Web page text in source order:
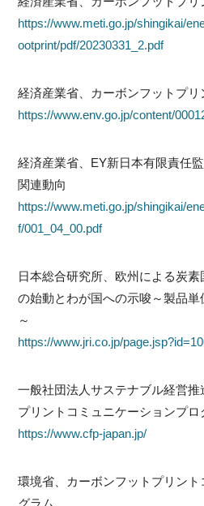
https://www.meti.go.jp/shingikai/
ootprint/pdf/20230331_2.pdf
経済産業省、カーボンフットプリ
https://www.env.go.jp/content/
経済産業省、EY新日本有限責任
関連動向
https://www.meti.go.jp/shingikai/
f/001_04_00.pdf
日本総合研究所、欧州による炭素
の始動とわが国への示唆～製品
～
https://www.jri.co.jp/
一般社団法人サステナブル経営推
プリントコミュニケーションプロ
https://www.cfp-japan.jp/
環境省、カーボンフットプリン
グラム